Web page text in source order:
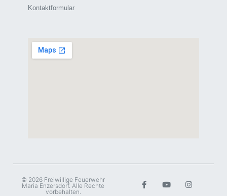
Kontaktformular
© 2026 Freiwillige Feuerwehr
Maria Enzersdorf. Alle Rechte
vorbehalten.